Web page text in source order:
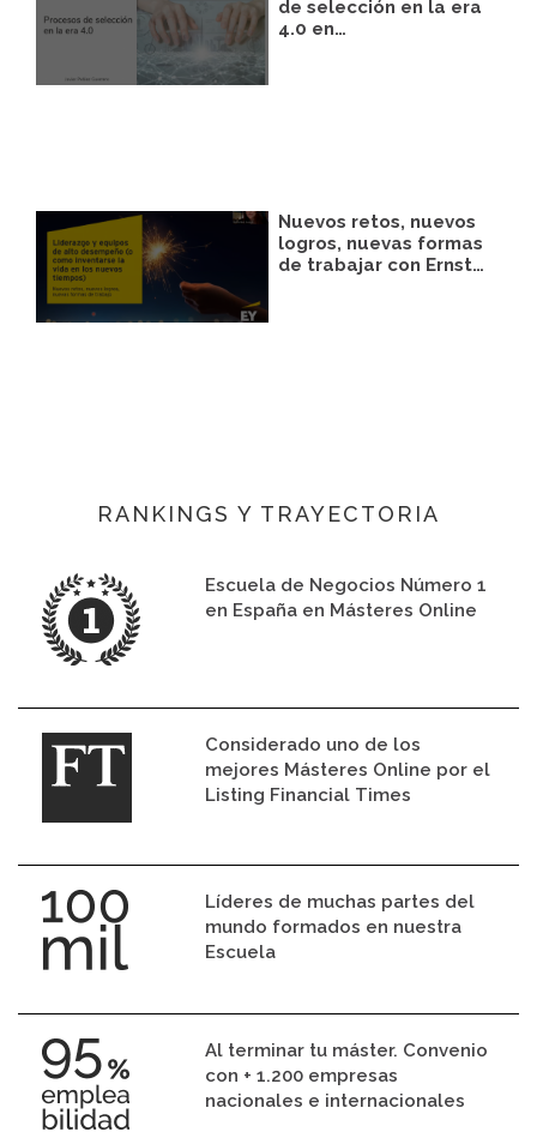
de selección en la era
4.0 en…
Nuevos retos, nuevos
logros, nuevas formas
de trabajar con Ernst…
RANKINGS Y TRAYECTORIA
Escuela de Negocios Número 1
en España en Másteres Online
Considerado uno de los
mejores Másteres Online por el
Listing Financial Times
Líderes de muchas partes del
mundo formados en nuestra
Escuela
Al terminar tu máster. Convenio
con + 1.200 empresas
nacionales e internacionales